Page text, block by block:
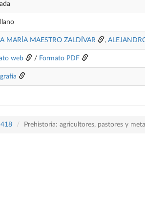
MARÍA MAESTRO ZALDÍVAR ,
web / Formato PDF
Prehistoria: agricultores, pastores y